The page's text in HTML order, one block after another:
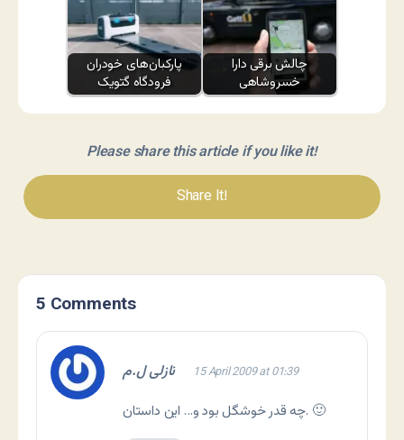
پارکبان‌های خودران
فرودگاه گتویک
چالش برقی دارا
خسروشاهی
Please share this article if you like it!
Share It!
5 Comments
نازلی ل.م 15 April 2009 at 01:39
چه قدر خوشگل بود و… این داستان. 🙂